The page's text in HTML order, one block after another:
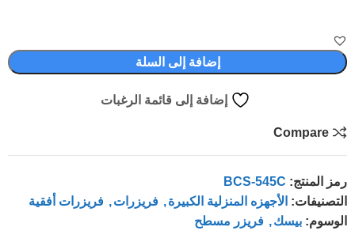
إضافة إلى السلة
إضافة إلى قائمة الرغبات
Compare
رمز المنتج: BCS-545C
التصنيفات: الأجهزه المنزلية الكبيرة, فريزرات, فريزرات أفقية
الوسوم: بيسك, فريزر مسطح